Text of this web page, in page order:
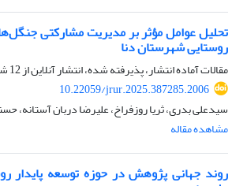
تحلیل عوامل مؤثر بر مدیریت مشارکتی
روستایی شهرستان دنا
مقالات آماده انتشار، پذیرفته شده، انتشار آنلاین از12 شهریور 1404
10.22059/jrur.2025.387285.2006
سیدعلی بدری، ثریا روزفراخ، علیرضا دربان آستانه،
مشاهده مقاله
روند جهانی پژوهش در حوزه توسعه پایدار